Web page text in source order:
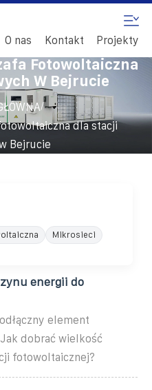
O nas Kontakt Projekty
Fotowoltaiczna
W Bejrucie
/
dla stacji
Bejrucie
Mikrosieci
energii do
element
dobrać wielkość
fotowoltaicznej?